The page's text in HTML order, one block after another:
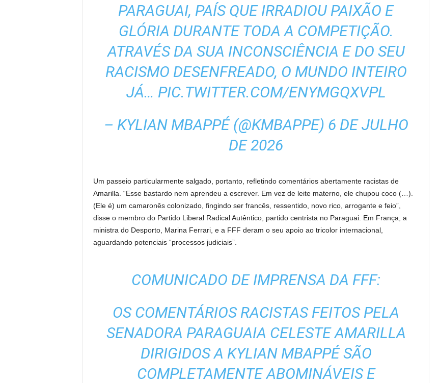
PARAGUAI, PAÍS QUE IRRADIOU PAIXÃO E
GLÓRIA DURANTE TODA A COMPETIÇÃO.
ATRAVÉS DA SUA INCONSCIÊNCIA E DO SEU
RACISMO DESENFREADO, O MUNDO INTEIRO
JÁ… PIC.TWITTER.COM/ENYMGQXVPL
– KYLIAN MBAPPÉ (@KMBAPPE) 6 DE JULHO
DE 2026
Um passeio particularmente salgado, portanto, refletindo comentários abertamente racistas de
Amarilla. “Esse bastardo nem aprendeu a escrever. Em vez de leite materno, ele chupou coco (…).
(Ele é) um camaronês colonizado, fingindo ser francês, ressentido, novo rico, arrogante e feio”,
disse o membro do Partido Liberal Radical Autêntico, partido centrista no Paraguai. Em França, a
ministra do Desporto, Marina Ferrari, e a FFF deram o seu apoio ao tricolor internacional,
aguardando potenciais “processos judiciais”.
COMUNICADO DE IMPRENSA DA FFF:
OS COMENTÁRIOS RACISTAS FEITOS PELA
SENADORA PARAGUAIA CELESTE AMARILLA
DIRIGIDOS A KYLIAN MBAPPÉ SÃO
COMPLETAMENTE ABOMINÁVEIS ​​E